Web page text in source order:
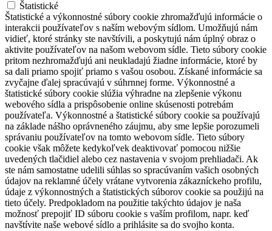
Štatistické
Štatistické a výkonnostné súbory cookie zhromažďujú informácie o
interakcii používateľov s naším webovým sídlom. Umožňujú nám
vidieť, ktoré stránky ste navštívili, a poskytujú nám úplný obraz o
aktivite používateľov na našom webovom sídle. Tieto súbory cookie
pritom nezhromažďujú ani neukladajú žiadne informácie, ktoré by
sa dali priamo spojiť priamo s vašou osobou. Získané informácie sa
zvyčajne ďalej spracúvajú v súhrnnej forme. Výkonnostné a
štatistické súbory cookie slúžia výhradne na zlepšenie výkonu
webového sídla a prispôsobenie online skúsenosti potrebám
používateľa. Výkonnostné a štatistické súbory cookie sa používajú
na základe nášho oprávneného záujmu, aby sme lepšie porozumeli
správaniu používateľov na tomto webovom sídle. Tieto súbory
cookie však môžete kedykoľvek deaktivovať pomocou nižšie
uvedených tlačidiel alebo cez nastavenia v svojom prehliadači. Ak
ste nám samostatne udelili súhlas so spracúvaním vašich osobných
údajov na reklamné účely vrátane vytvorenia zákazníckeho profilu,
údaje z výkonnostných a štatistických súborov cookie sa použijú na
tieto účely. Predpokladom na použitie takýchto údajov je naša
možnosť prepojiť ID súboru cookie s vaším profilom, napr. keď
navštívite naše webové sídlo a prihlásite sa do svojho konta.